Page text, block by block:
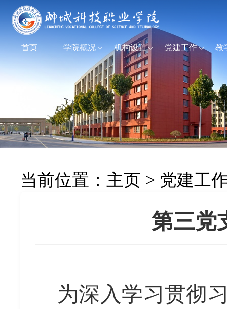
首页 学院概况 机构设置 党建工作 教
当前位置： 主页 > 党建工
第三党
为深入学习贯彻